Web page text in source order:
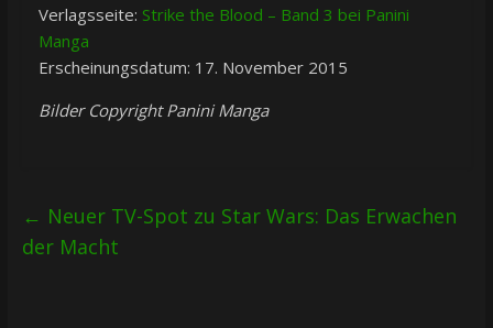
Verlagsseite: Strike the Blood – Band 3 bei Panini
Manga
Erscheinungsdatum: 17. November 2015
Bilder Copyright Panini Manga
← Neuer TV-Spot zu Star Wars: Das Erwachen
der Macht